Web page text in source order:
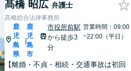
髙橋 昭広 弁護士
髙橋総合法律事務所
鹿
児
島
県
|
鹿
児
島
市
市役所前駅
から徒歩3
分
営業時間：09:00
~22:00（平日）
【離婚・不貞・相続・交通事故は初回